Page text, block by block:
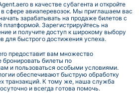
в качестве субагента и откройте
сфере авиаперевозок. Мы приглашаем вас
зарабатывать на продаже билетов с
Зарегистрируйтесь на
и получите доступ к широкому выбору
для быстрого достижения успеха.
предоставит вам множество
билеты по
и пользоваться особыми условиями.
обеспечивают быструю обработку
транзакций. К тому же, наша служба
и всегда готова помочь.